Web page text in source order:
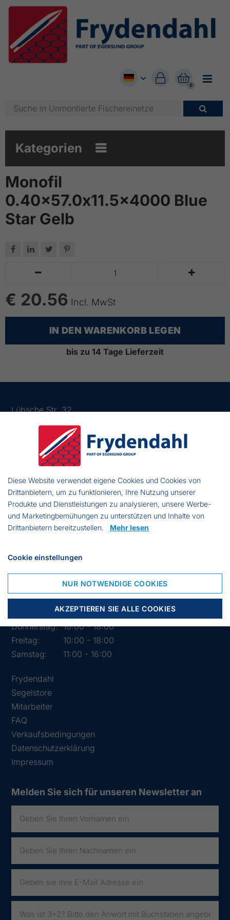


0

Kategorien 
Monofil
0.40x57.0x11.5x4000 Blue
Star Gelb
   
 
€ 20.56 Incl. MwSt
IN DEN WARENKORB LEGEN
bis zu 14 Tage Lieferzeit
Lübsche Str. 32
23966 Wismar
Deutschland
03841 282426
info@segelstore.de
Ust-Id: DE221608692
10:00 - 18:00
Dienstag:
10:00 - 18:00
10:00 - 18:00
Donnerstag: 10:00 - 18:00
Freitag:
10:00 - 18:00
Samstag:
11:00 - 16:00
Frydendahl
Segelstore
Mitarbeiter
FAQ
Verkaufsbedingungen
Datenschutzerklärung
Impressum
Melden Sie sich für unseren Newsletter an
Diese Website verwendet eigene Cookies und Cookies von
Drittanbietern, um zu funktionieren, Ihre Nutzung unserer
Produkte und Dienstleistungen zu analysieren, unsere Werbe-
und Marketingbemühungen zu unterstützen und Inhalte von
Drittanbietern bereitzustellen. Mehr lesen
Cookie einstellungen
NUR NOTWENDIGE COOKIES
AKZEPTIEREN SIE ALLE COOKIES